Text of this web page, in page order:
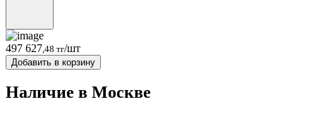
497 627 ,48 тг/шт
Добавить в корзину
Наличие в Москвe